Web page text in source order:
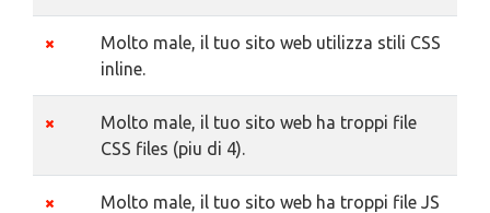
Molto male, il tuo sito web utilizza stili CSS
inline.
Molto male, il tuo sito web ha troppi file
CSS files (piu di 4).
Molto male, il tuo sito web ha troppi file JS